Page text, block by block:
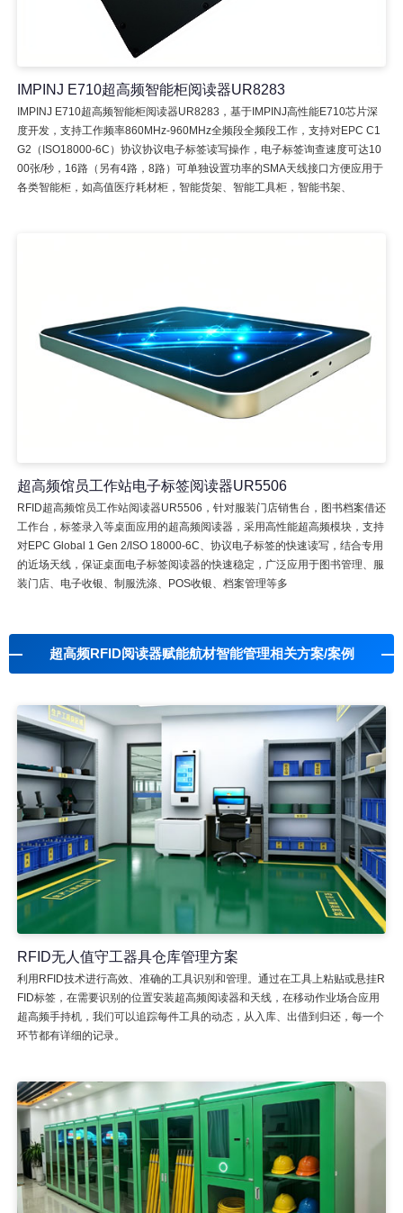
IMPINJ E710超高频智能柜阅读器UR8283
IMPINJ E710超高频智能柜阅读器UR8283，基于IMPINJ高性能E710芯片深
度开发，支持工作频率860MHz-960MHz全频段全频段工作，支持对EPC C1
G2（ISO18000-6C）协议协议电子标签读写操作，电子标签询查速度可达10
00张/秒，16路（另有4路，8路）可单独设置功率的SMA天线接口方便应用于
各类智能柜，如高值医疗耗材柜，智能货架、智能工具柜，智能书架、
超高频馆员工作站电子标签阅读器UR5506
RFID超高频馆员工作站阅读器UR5506，针对服装门店销售台，图书档案借还
工作台，标签录入等桌面应用的超高频阅读器，采用高性能超高频模块，支持
对EPC Global 1 Gen 2/ISO 18000-6C、协议电子标签的快速读写，结合专用
的近场天线，保证桌面电子标签阅读器的快速稳定，广泛应用于图书管理、服
装门店、电子收银、制服洗涤、POS收银、档案管理等多
超高频RFID阅读器赋能航材智能管理相关方案/案例
RFID无人值守工器具仓库管理方案
利用RFID技术进行高效、准确的工具识别和管理。通过在工具上粘贴或悬挂R
FID标签，在需要识别的位置安装超高频阅读器和天线，在移动作业场合应用
超高频手持机，我们可以追踪每件工具的动态，从入库、出借到归还，每一个
环节都有详细的记录。